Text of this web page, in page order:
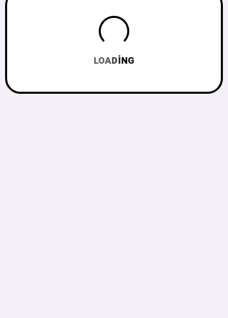
LOADING